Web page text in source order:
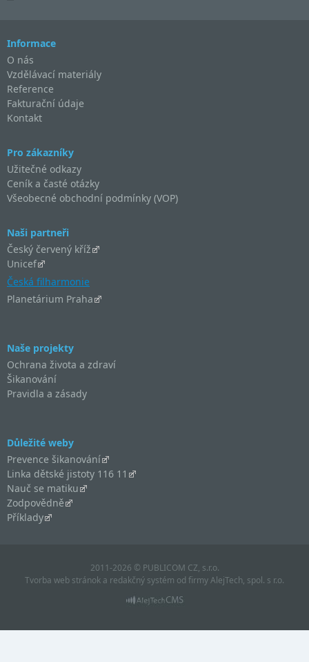
Informace
O nás
Vzdělávací materiály
Reference
Fakturační údaje
Kontakt
Pro zákazníky
Užitečné odkazy
Ceník a časté otázky
Všeobecné obchodní podmínky (VOP)
Naši partneři
Český červený kříž
Unicef
Česká filharmonie
Planetárium Praha
Naše projekty
Ochrana života a zdraví
Šikanování
Pravidla a zásady
Důležité weby
Prevence šikanování
Linka dětské jistoty 116 11
Nauč se matiku
Zodpovědně
Příklady
2011-2026 © PUBLICOM CZ, s.r.o.
Tvorba web stránok a redakčný systém od firmyAlejTech, spol. s r.o.